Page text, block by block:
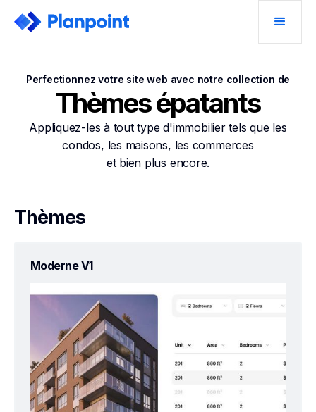
Perfectionnez votre site web avec notre collection de
Thèmes épatants
Appliquez-les à tout type d'immobilier tels que les
condos, les maisons, les commerces
et bien plus encore.
Thèmes
Moderne V1